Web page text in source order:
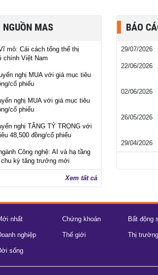
NGUỒN MAS
mô: Cải cách tổng thể thị
chính Việt Nam
nghị MUA với giá mục tiêu
cổ phiếu
nghị MUA với giá mục tiêu
cổ phiếu
nghị TĂNG TỶ TRỌNG với
48,500 đồng/cổ phiếu
Công nghệ: AI và hạ tầng
kỳ tăng trưởng mới
Xem tất cả
BÁO
29/07/2026
22/06/2026
02/06/2026
26/05/2026
29/04/2026
nhất Chứng khoán Bất động
nghiệp Thế giới Thị trường
sống